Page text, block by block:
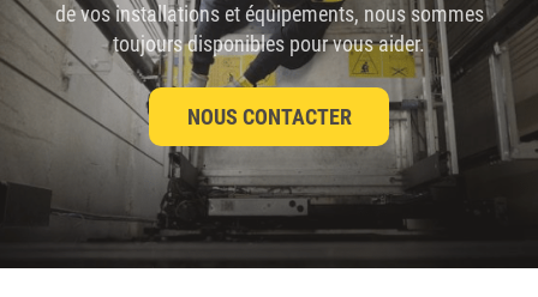
de vos installations et équipements, nous sommes
toujours disponibles pour vous aider.
NOUS CONTACTER